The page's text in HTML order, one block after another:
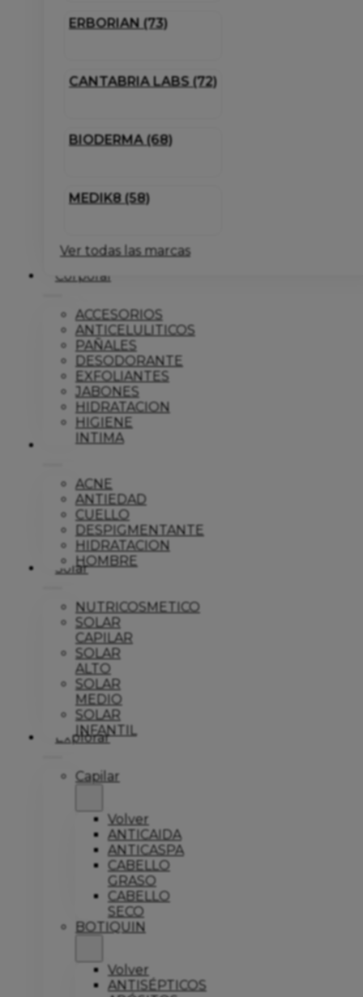
ERBORIAN (73)
CANTABRIA LABS (72)
BIODERMA (68)
MEDIK8 (58)
Ver todas las marcas
Corporal
ACCESORIOS
ANTICELULITICOS
PAÑALES
DESODORANTE
EXFOLIANTES
JABONES
HIDRATACION
HIGIENE
INTIMA
Dermo
ACNE
ANTIEDAD
CUELLO
DESPIGMENTANTE
HIDRATACION
HOMBRE
Solar
NUTRICOSMETICO
SOLAR
CAPILAR
SOLAR
ALTO
SOLAR
MEDIO
SOLAR
INFANTIL
Explorar
Capilar
Volver
ANTICAIDA
ANTICASPA
CABELLO
GRASO
CABELLO
SECO
BOTIQUIN
Volver
ANTISÉPTICOS